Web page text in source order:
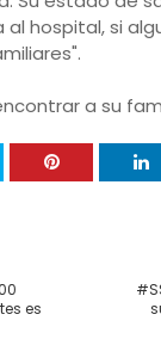
hospital, si
a su
es